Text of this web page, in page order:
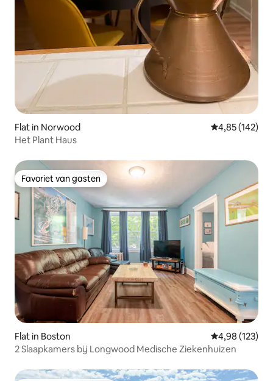
Flat in Norwood Gemiddelde
4,85 (142)
Het Plant Haus
Favoriet van gasten
Favoriet van gasten
Flat in Boston Gemiddelde
4,98 (123)
2 Slaapkamers bij Longwood Medische Ziekenhuizen